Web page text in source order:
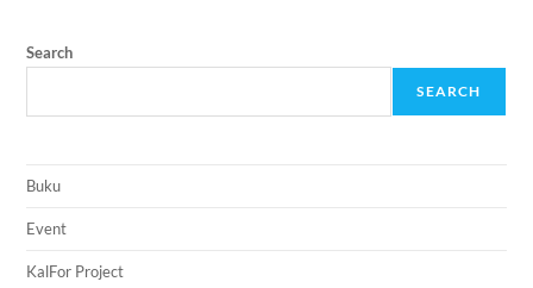
Search
SEARCH
Buku
Event
KalFor Project